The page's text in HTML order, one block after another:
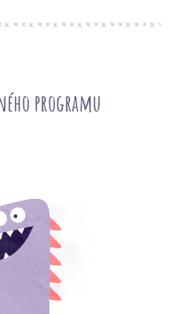
programu